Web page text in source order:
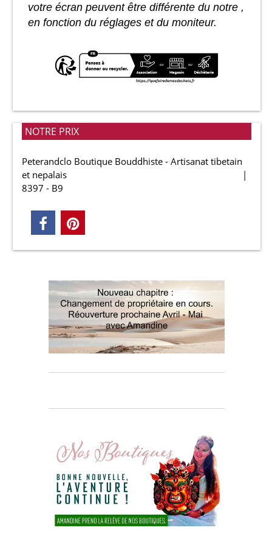
votre écran peuvent être différente du notre ,
en fonction du réglages et du moniteur.
NOTRE PRIX
Peterandclo Boutique Bouddhiste - Artisanat tibetain
et nepalais
8397 - B9